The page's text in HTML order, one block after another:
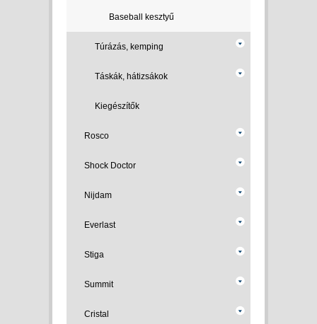
Baseball kesztyű
Túrázás, kemping
Táskák, hátizsákok
Kiegészítők
Rosco
Shock Doctor
Nijdam
Everlast
Stiga
Summit
Cristal